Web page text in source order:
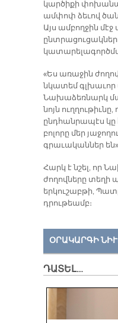
կարծիքի
ամփոփ ձեւով
Այս ամբողջին
«Ես առաջին
նկատեմ գլխաւոր
Նախաձեռնարկ
նոյն
ընդհանրապէս
բոլորը մեր
գրաւականներ
Հարկ է նշել, որ
ժողովները տեղի
երկուշաբթի,
դրութեամբ։
ՕՐԱԿԱՐԳԻ
ԴԱՏԵԼ…